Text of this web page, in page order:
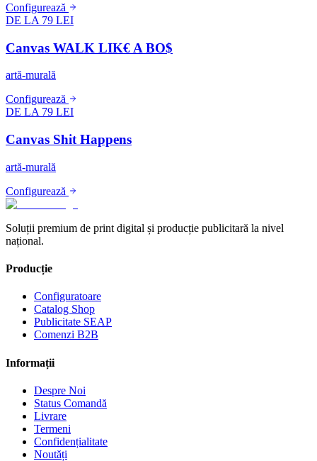
Configurează
DE LA 79 LEI
Canvas WALK LIK€ A BO$
artă-murală
Configurează
DE LA 79 LEI
Canvas Shit Happens
artă-murală
Configurează
Soluții premium de print digital și producție publicitară la nivel
național.
Producție
Configuratoare
Catalog Shop
Publicitate SEAP
Comenzi B2B
Informații
Despre Noi
Status Comandă
Livrare
Termeni
Confidențialitate
Noutăți